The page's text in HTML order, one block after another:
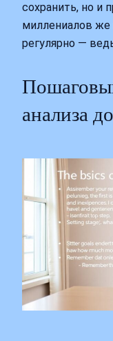
сохранить, но и
миллениалов же
регулярно —
анализа